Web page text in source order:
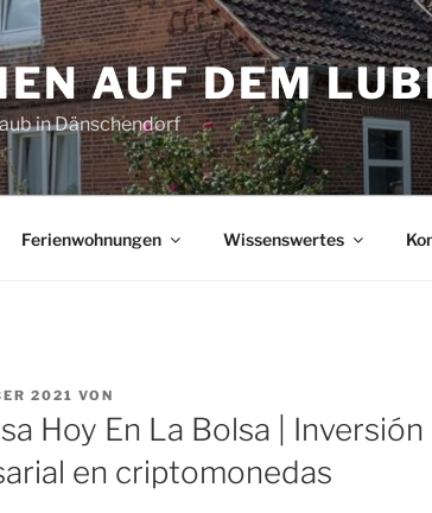
AUF DEM
in Dänschendorf
Ferienwohnungen Wissenswertes
2021 VON
Hoy En La Bolsa | Inversión
en criptomonedas